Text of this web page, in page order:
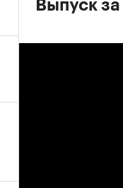
Выпуск